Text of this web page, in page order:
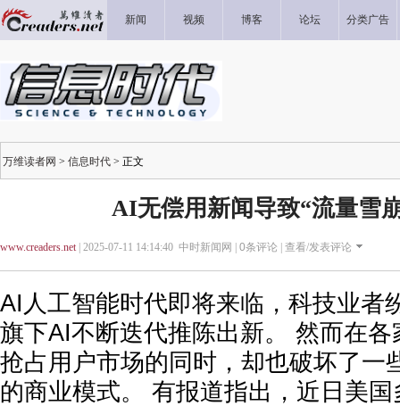
新闻 视频 博客 论坛 分类广告
万维读者网 > 信息时代 > 正文
AI无偿用新闻导致“流量雪
www.creaders.net| 2025-07-11 14:14:40 中时新闻网 | 0条评论 | 查看/发表评论
AI人工智能时代即将来临，科技业者
旗下AI不断迭代推陈出新。 然而在
抢占用户市场的同时，却也破坏了一
的商业模式。 有报道指出，近日美